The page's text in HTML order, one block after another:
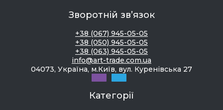
Зворотній зв’язок
+38 (067) 945-05-05
+38 (050) 945-05-05
+38 (063) 945-05-05
info@art-trade.com.ua
04073, Україна, м.Київ, вул. Куренівська 27
Категорії